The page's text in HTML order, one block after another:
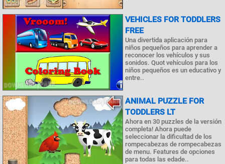
VEHICLES FOR TODDLERS
FREE
Una divertida aplicación para
niños pequeños para aprender a
reconocer los vehículos y sus
sonidos. Quot vehículos para los
niños pequeños es un educativo y
entre..
ANIMAL PUZZLE FOR
TODDLERS LT
Ahora en 30 puzzles de la versión
completa! Ahora puede
seleccionar la dificultad de los
rompecabezas de rompecabezas
de menu. Features de opciones
para todas las edade..